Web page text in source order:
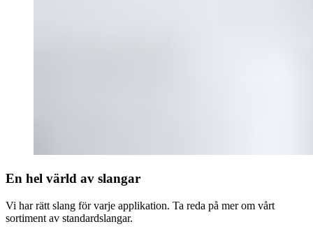
En hel värld av slangar
Vi har rätt slang för varje applikation. Ta reda på mer om vårt
sortiment av standardslangar.